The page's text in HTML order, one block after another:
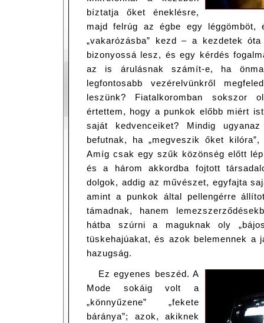
bíztatja őket éneklésre,
majd felrúg az égbe egy léggömböt,
„vakarózásba” kezd – a kezdetek
bizonyossá lesz, és egy kérdés
az is árulásnak számít-e, ha
legfontosabb vezérelvünkről
leszünk? Fiatalkoromban sokszor
értettem, hogy a punkok előbb miért
saját kedvenceiket? Mindig
befutnak, ha „megveszik őket
Amíg csak egy szűk közönség előtt
és a három akkordba fojtott
dolgok, addig az művészet, egyfajta
amint a punkok által pellengérre
támadnak, hanem
hátba szúrni a maguknak oly
tüskehajúakat, és azok belemennek a
hazugság.
Ez egyenes beszéd. A
Mode sokáig volt a
„könnyűzene” „fekete
báránya”; azok, akiknek